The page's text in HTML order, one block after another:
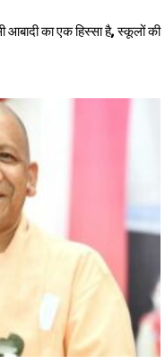
का एक हिस्सा है, स्कूलों की